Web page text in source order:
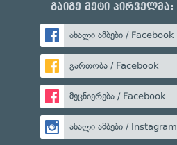
გაიგე მეტი პირველმა:
ახალი ამბები / Facebook
გართობა / Facebook
მეცნიერება / Facebook
ახალი ამბები / Instagram